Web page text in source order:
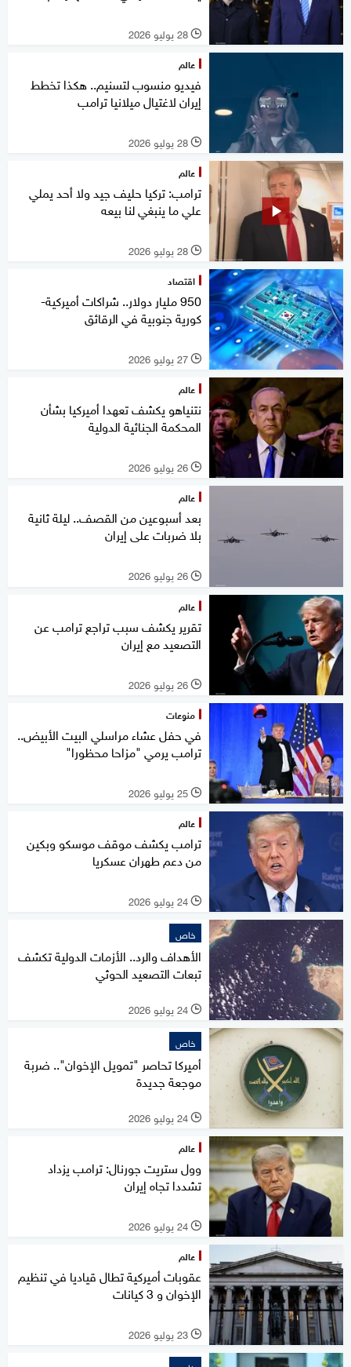
l 28 يوليو 2026
عالم
فيديو منسوب لتسنيم.. هكذا تخطط
إيران لاغتيال ميلانيا ترامب
l 28 يوليو 2026
عالم
ترامب: تركيا حليف جيد ولا أحد يملي
علي ما ينبغي لنا بيعه
l 28 يوليو 2026
اقتصاد
950 مليار دولار.. شراكات أميركية-
كورية جنوبية في الرقائق
l 27 يوليو 2026
عالم
نتنياهو يكشف تعهدا أميركيا بشأن
المحكمة الجنائية الدولية
l 26 يوليو 2026
عالم
بعد أسبوعين من القصف.. ليلة ثانية
بلا ضربات على إيران
l 26 يوليو 2026
عالم
تقرير يكشف سبب تراجع ترامب عن
التصعيد مع إيران
l 26 يوليو 2026
منوعات
في حفل عشاء مراسلي البيت الأبيض..
ترامب يرمي "مزاحا محظورا"
l 25 يوليو 2026
عالم
ترامب يكشف موقف موسكو وبكين
من دعم طهران عسكريا
l 24 يوليو 2026
خاص
الأهداف والرد.. الأزمات الدولية تكشف
تبعات التصعيد الحوثي
l 24 يوليو 2026
خاص
أميركا تحاصر "تمويل الإخوان".. ضربة
موجعة جديدة
l 24 يوليو 2026
عالم
وول ستريت جورنال: ترامب يزداد
تشددا تجاه إيران
l 24 يوليو 2026
عالم
عقوبات أميركية تطال قياديا في تنظيم
الإخوان و 3 كيانات
l 23 يوليو 2026